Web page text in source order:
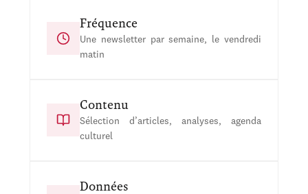
Fréquence
Une newsletter par semaine, le vendredi
matin
Contenu
Sélection d’articles, analyses, agenda
culturel
Données